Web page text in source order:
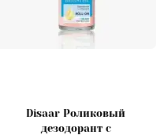
Disaar Роликовый
дезодорант с